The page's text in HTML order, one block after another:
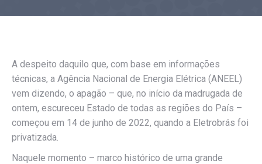
A despeito daquilo que, com base em informações
técnicas, a Agência Nacional de Energia Elétrica (ANEEL)
vem dizendo, o apagão – que, no início da madrugada de
ontem, escureceu Estado de todas as regiões do País –
começou em 14 de junho de 2022, quando a Eletrobrás foi
privatizada.
Naquele momento – marco histórico de uma grande